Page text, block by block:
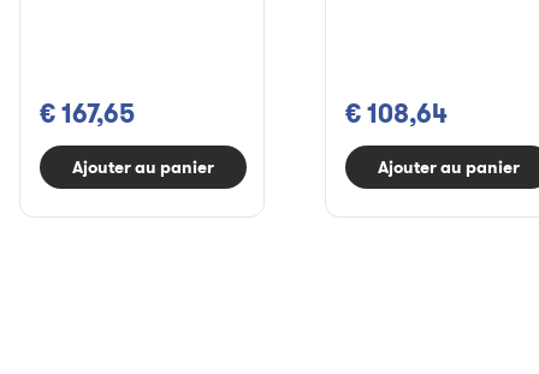
€ 167,65
Ajouter au panier
€ 108,64
Ajouter au panier